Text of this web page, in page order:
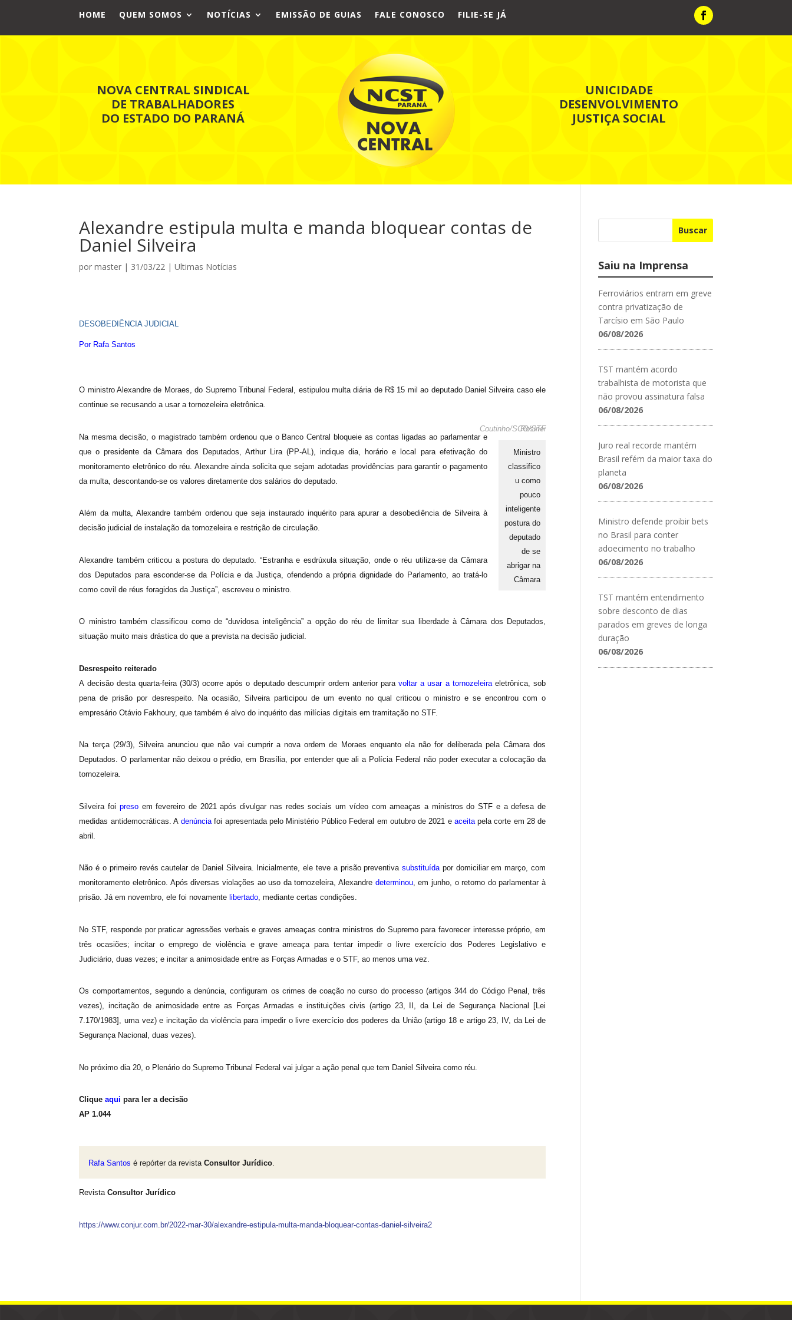
HOME QUEM SOMOS NOTÍCIAS EMISSÃO DE GUIAS FALE CONOSCO FILIE-SE JÁ
NOVA CENTRAL SINDICAL
DE TRABALHADORES
DO ESTADO DO PARANÁ
UNICIDADE
DESENVOLVIMENTO
JUSTIÇA SOCIAL
Alexandre estipula multa e manda bloquear contas de
Daniel Silveira
pormaster | 31/03/22 |Ultimas Notícias
DESOBEDIÊNCIA JUDICIAL
Por Rafa Santos
O ministro Alexandre de Moraes, do Supremo Tribunal Federal, estipulou multa diária de R$ 15 mil ao deputado Daniel Silveira caso ele
continue se recusando a usar a tornozeleira eletrônica.
Ministro
classifico
u como
pouco
inteligente
postura do
deputado
de se
abrigar na
Câmara
Rosinei Coutinho/SCO/STF
Na mesma decisão, o magistrado também ordenou que o Banco Central bloqueie as contas ligadas ao parlamentar e
que o presidente da Câmara dos Deputados, Arthur Lira (PP-AL), indique dia, horário e local para efetivação do
monitoramento eletrônico do réu. Alexandre ainda solicita que sejam adotadas providências para garantir o pagamento
da multa, descontando-se os valores diretamente dos salários do deputado.
Além da multa, Alexandre também ordenou que seja instaurado inquérito para apurar a desobediência de Silveira à
decisão judicial de instalação da tornozeleira e restrição de circulação.
Alexandre também criticou a postura do deputado. “Estranha e esdrúxula situação, onde o réu utiliza-se da Câmara
dos Deputados para esconder-se da Polícia e da Justiça, ofendendo a própria dignidade do Parlamento, ao tratá-lo
como covil de réus foragidos da Justiça”, escreveu o ministro.
O ministro também classificou como de “duvidosa inteligência” a opção do réu de limitar sua liberdade à Câmara dos Deputados,
situação muito mais drástica do que a prevista na decisão judicial.
Desrespeito reiterado
A decisão desta quarta-feira (30/3) ocorre após o deputado descumprir ordem anterior paravoltar a usar a tornozeleiraeletrônica, sob
pena de prisão por desrespeito. Na ocasião, Silveira participou de um evento no qual criticou o ministro e se encontrou com o
empresário Otávio Fakhoury, que também é alvo do inquérito das milícias digitais em tramitação no STF.
Na terça (29/3), Silveira anunciou que não vai cumprir a nova ordem de Moraes enquanto ela não for deliberada pela Câmara dos
Deputados. O parlamentar não deixou o prédio, em Brasília, por entender que ali a Polícia Federal não poder executar a colocação da
tornozeleira.
Silveira foi presoem fevereiro de 2021 após divulgar nas redes sociais um vídeo com ameaças a ministros do STF e a defesa de
medidas antidemocráticas. Adenúncia foi apresentada pelo Ministério Público Federal em outubro de 2021 e aceitapela corte em 28 de
abril.
Não é o primeiro revés cautelar de Daniel Silveira. Inicialmente, ele teve a prisão preventivasubstituídapor domiciliar em março, com
monitoramento eletrônico. Após diversas violações ao uso da tornozeleira, Alexandre determinou, em junho, o retorno do parlamentar à
prisão. Já em novembro, ele foi novamente libertado, mediante certas condições.
No STF, responde por praticar agressões verbais e graves ameaças contra ministros do Supremo para favorecer interesse próprio, em
três ocasiões; incitar o emprego de violência e grave ameaça para tentar impedir o livre exercício dos Poderes Legislativo e
Judiciário, duas vezes; e incitar a animosidade entre as Forças Armadas e o STF, ao menos uma vez.
Os comportamentos, segundo a denúncia, configuram os crimes de coação no curso do processo (artigos 344 do Código Penal, três
vezes), incitação de animosidade entre as Forças Armadas e instituições civis (artigo 23, II, da Lei de Segurança Nacional [Lei
7.170/1983], uma vez) e incitação da violência para impedir o livre exercício dos poderes da União (artigo 18 e artigo 23, IV, da Lei de
Segurança Nacional, duas vezes).
No próximo dia 20, o Plenário do Supremo Tribunal Federal vai julgar a ação penal que tem Daniel Silveira como réu.
Cliqueaqui para ler a decisão
AP 1.044
Rafa Santos é repórter da revista Consultor Jurídico
RevistaConsultor Jurídico
https://www.conjur.com.br/2022-mar-30/alexandre-estipula-multa-manda-bloquear-contas-daniel-silveira2
Buscar
Saiu na Imprensa
Ferroviários entram em greve
contra privatização de
Tarcísio em São Paulo
06/08/2026
TST mantém acordo
trabalhista de motorista que
não provou assinatura falsa
06/08/2026
Juro real recorde mantém
Brasil refém da maior taxa do
planeta
06/08/2026
Ministro defende proibir bets
no Brasil para conter
adoecimento no trabalho
06/08/2026
TST mantém entendimento
sobre desconto de dias
parados em greves de longa
duração
06/08/2026